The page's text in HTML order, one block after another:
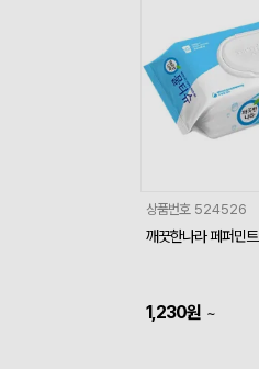
상품번호 524526
깨끗한나라 페퍼민
1,230원 ~